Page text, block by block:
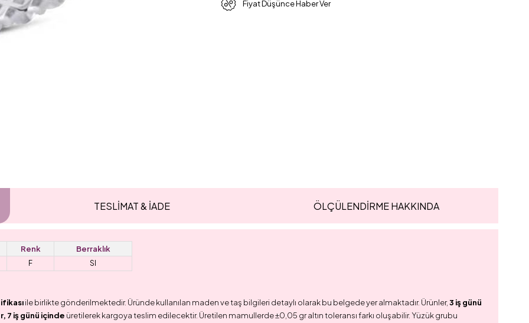
Fiyat Düşünce Haber Ver
TESLİMAT & İADE ÖLÇÜLENDİRME HAKKINDA
Renk Berraklık
F SI
ile birlikte gönderilmektedir. Üründe kullanılan maden ve taş bilgileri detaylı olarak bu belgede yer almaktadır. Ürünler,3 iş günü
7 iş günü içinde üretilerek kargoya teslim edilecektir. Üretilen mamullerde ±0,05 gr altın toleransı farkı oluşabilir. Yüzük grubu